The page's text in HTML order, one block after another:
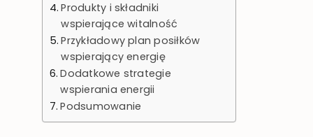
Produkty i składniki
wspierające witalność
Przykładowy plan posiłków
wspierający energię
Dodatkowe strategie
wspierania energii
Podsumowanie